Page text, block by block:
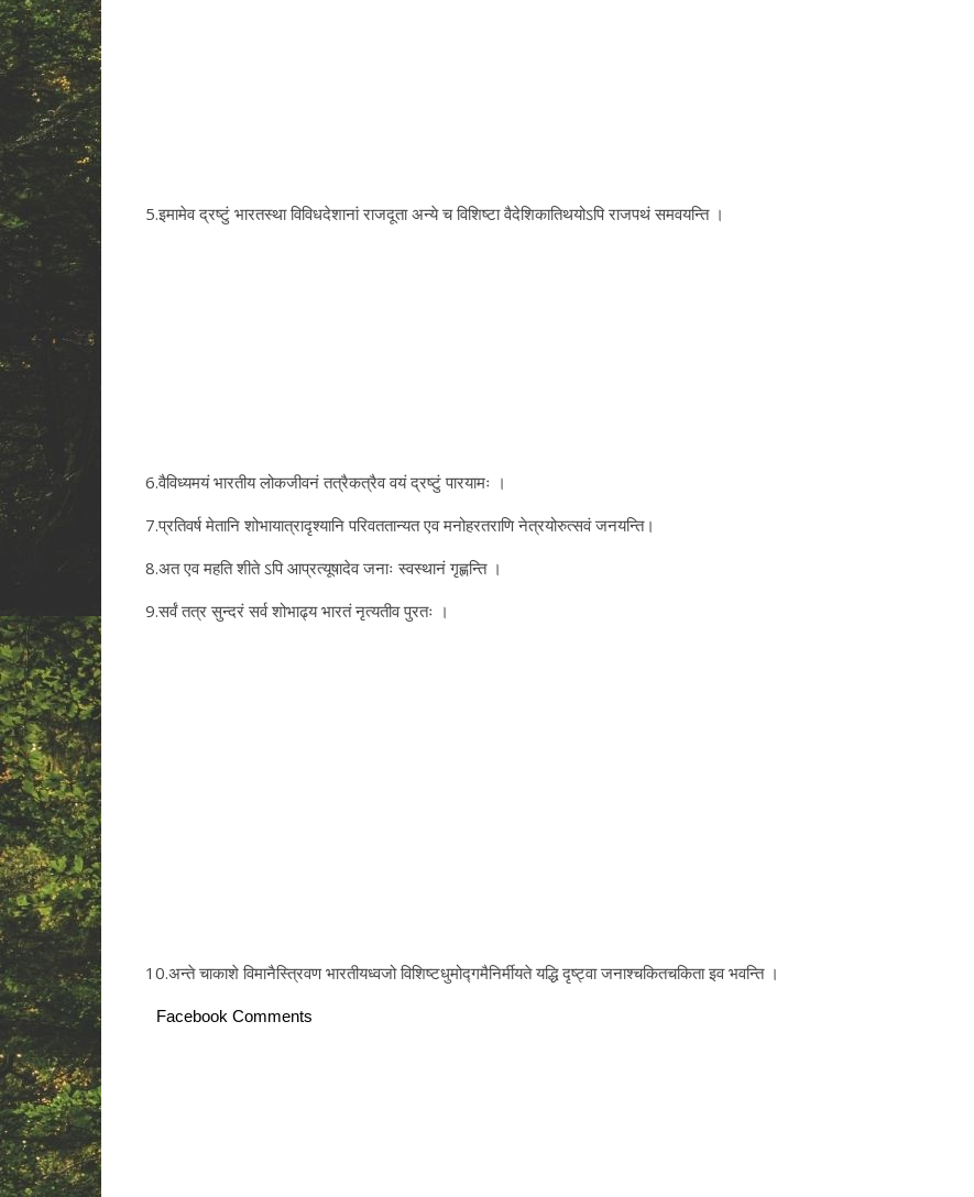
5.इमामेव द्रष्टुं भारतस्था विविधदेशानां राजदूता अन्ये च विशिष्टा वैदेशिकातिथयोऽपि राजपथं समवयन्ति ।
6.वैविध्यमयं भारतीय लोकजीवनं तत्रैकत्रैव वयं द्रष्टुं पारयामः ।
7.प्रतिवर्ष मेतानि शोभायात्रादृश्यानि परिवततान्यत एव मनोहरतराणि नेत्रयोरुत्सवं जनयन्ति।
8.अत एव महति शीते ऽपि आप्रत्यूषादेव जनाः स्वस्थानं गृह्णन्ति ।
9.सर्वं तत्र सुन्दरं सर्व शोभाढ्य भारतं नृत्यतीव पुरतः ।
10.अन्ते चाकाशे विमानैस्त्रिवण भारतीयध्वजो विशिष्टधुमोद्गमैनिर्मीयते यद्धि दृष्ट्वा जनाश्चकितचकिता इव भवन्ति ।
Facebook Comments